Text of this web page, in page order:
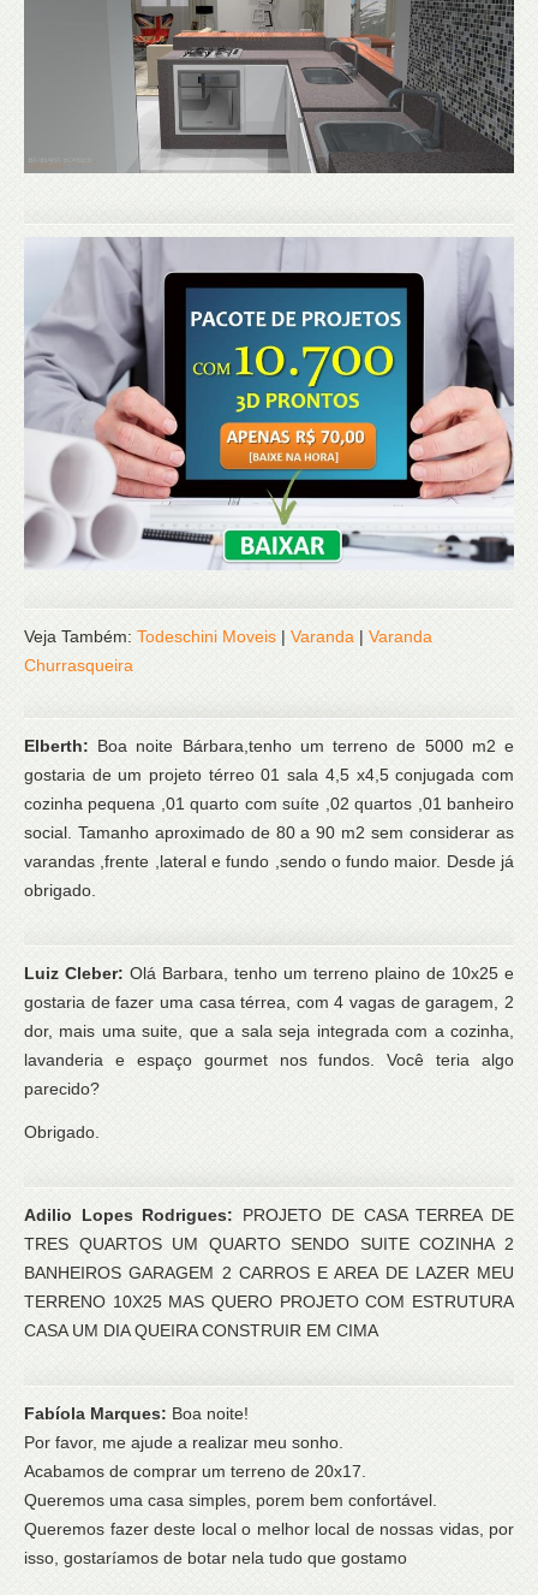
Veja Também: Todeschini Moveis | Varanda | Varanda
Churrasqueira
Elberth: Boa noite Bárbara,tenho um terreno de 5000 m2 e
gostaria de um projeto térreo 01 sala 4,5 x4,5 conjugada com
cozinha pequena ,01 quarto com suíte ,02 quartos ,01 banheiro
social. Tamanho aproximado de 80 a 90 m2 sem considerar as
varandas ,frente ,lateral e fundo ,sendo o fundo maior. Desde já
obrigado.
Luiz Cleber: Olá Barbara, tenho um terreno plaino de 10x25 e
gostaria de fazer uma casa térrea, com 4 vagas de garagem, 2
dor, mais uma suite, que a sala seja integrada com a cozinha,
lavanderia e espaço gourmet nos fundos. Você teria algo
parecido?
Obrigado.
Adilio Lopes Rodrigues: PROJETO DE CASA TERREA DE
TRES QUARTOS UM QUARTO SENDO SUITE COZINHA 2
BANHEIROS GARAGEM 2 CARROS E AREA DE LAZER MEU
TERRENO 10X25 MAS QUERO PROJETO COM ESTRUTURA
CASA UM DIA QUEIRA CONSTRUIR EM CIMA
Fabíola Marques: Boa noite!
Por favor, me ajude a realizar meu sonho.
Acabamos de comprar um terreno de 20x17.
Queremos uma casa simples, porem bem confortável.
Queremos fazer deste local o melhor local de nossas vidas, por
isso, gostaríamos de botar nela tudo que gostamo